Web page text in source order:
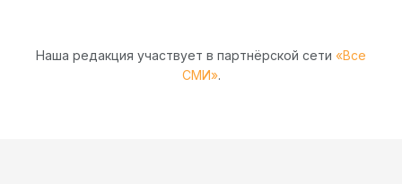
Наша редакция участвует в партнёрской сети «Все
СМИ».